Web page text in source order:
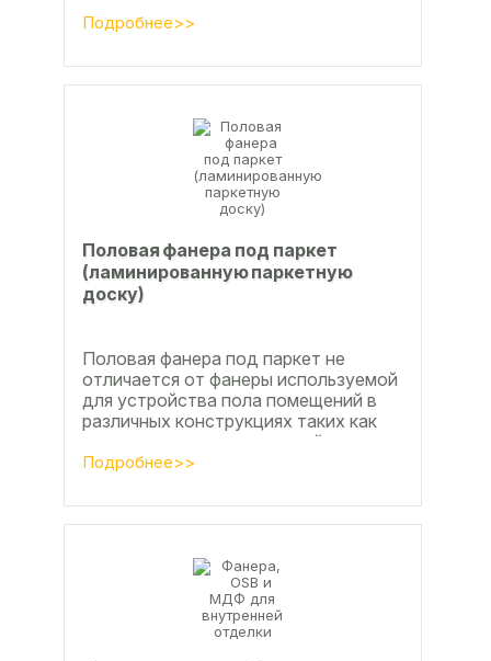
технологии производства клееной...
Подробнее>>
Половая фанера под паркет
(ламинированную паркетную
доску)
Половая фанера под паркет не
отличается от фанеры используемой
для устройства пола помещений в
различных конструкциях таких как
ламинат из ламинированной
паркетной доски, а так же...
Подробнее>>